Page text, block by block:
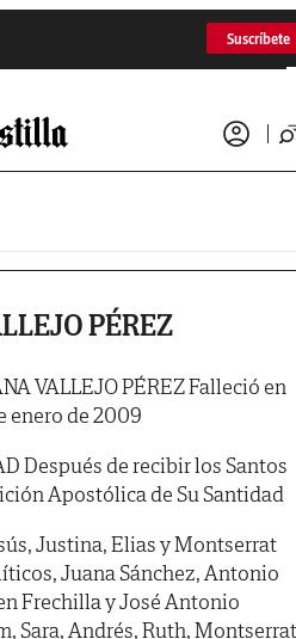
Suscríbete
PÉREZ
VALLEJO PÉREZ Falleció en
enero de 2009
Después de recibir los Santos
Apostólica de Su Santidad
Justina, Elias y Montserrat
Juana Sánchez, Antonio
Frechilla y José Antonio
Sara, Andrés, Ruth,